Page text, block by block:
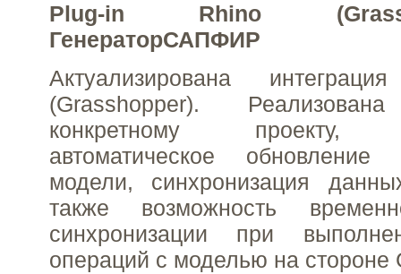
Plug-in Rhino
ГенераторСАПФИР
Актуализирована
(Grasshopper).
конкретному проекту,
автоматическое обновление
модели, синхронизация
также возможность
синхронизации при
операций с моделью на стороне